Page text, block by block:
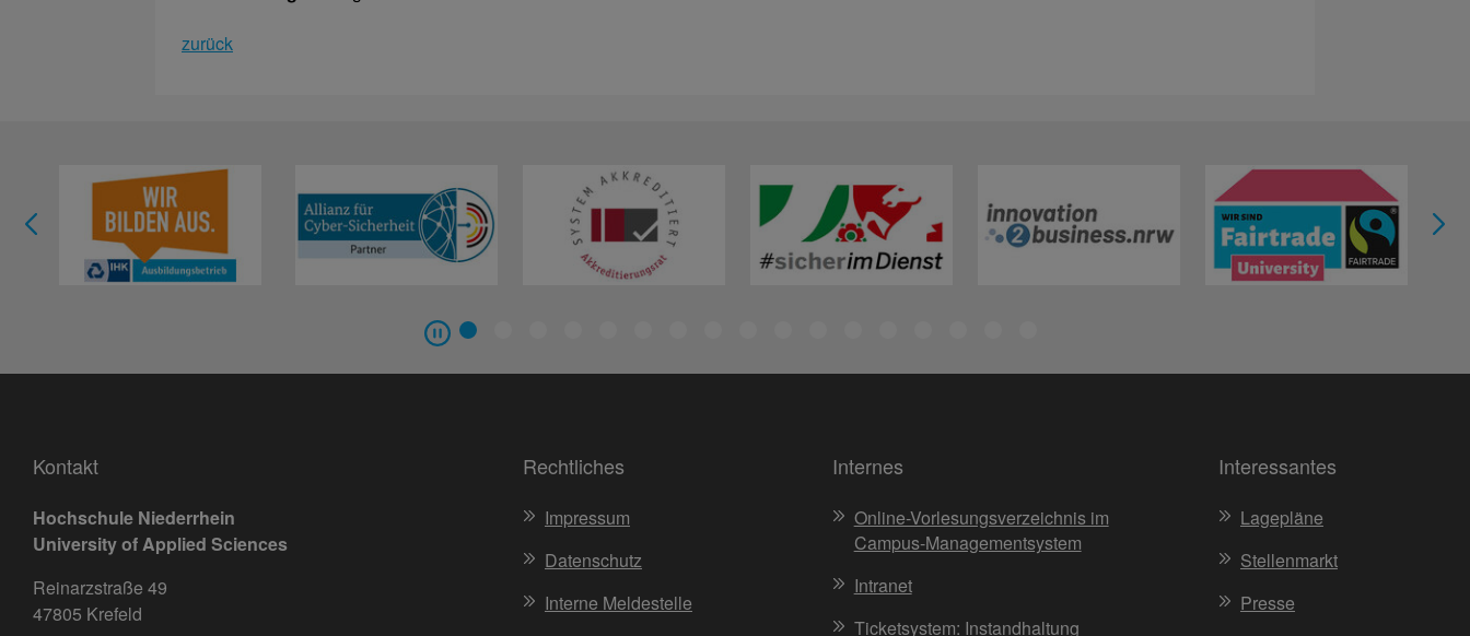
zurück
Kontakt
Hochschule Niederrhein
University of Applied Sciences
Reinarzstraße 49
47805 Krefeld
Rechtliches
Impressum
Datenschutz
Interne Meldestelle
Internes
Online-Vorlesungsverzeichnis im
Campus-Managementsystem
Intranet
Ticketsystem: Instandhaltung
Interessantes
Lagepläne
Stellenmarkt
Presse